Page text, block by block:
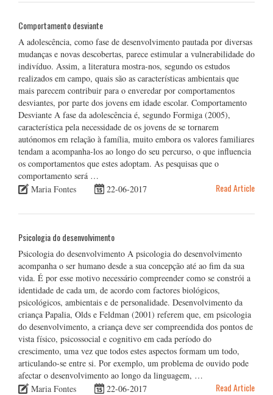
Comportamento desviante
A adolescência, como fase de desenvolvimento pautada por diversas
mudanças e novas descobertas, parece estimular a vulnerabilidade do
indivíduo. Assim, a literatura mostra-nos, segundo os estudos
realizados em campo, quais são as características ambientais que
mais parecem contribuir para o enveredar por comportamentos
desviantes, por parte dos jovens em idade escolar. Comportamento
Desviante A fase da adolescência é, segundo Formiga (2005),
característica pela necessidade de os jovens de se tornarem
autónomos em relação à família, muito embora os valores familiares
tendam a acompanha-los ao longo do seu percurso, o que influencia
os comportamentos que estes adoptam. As pesquisas que o
comportamento será …
Maria Fontes
22-06-2017 Read Article
Psicologia do desenvolvimento
Psicologia do desenvolvimento A psicologia do desenvolvimento
acompanha o ser humano desde a sua concepção até ao fim da sua
vida. É por esse motivo necessário compreender como se constrói a
identidade de cada um, de acordo com factores biológicos,
psicológicos, ambientais e de personalidade. Desenvolvimento da
criança Papalia, Olds e Feldman (2001) referem que, em psicologia
do desenvolvimento, a criança deve ser compreendida dos pontos de
vista físico, psicossocial e cognitivo em cada período do
crescimento, uma vez que todos estes aspectos formam um todo,
articulando-se entre si. Por exemplo, um problema de ouvido pode
afectar o desenvolvimento ao longo da linguagem, …
Maria Fontes
22-06-2017 Read Article